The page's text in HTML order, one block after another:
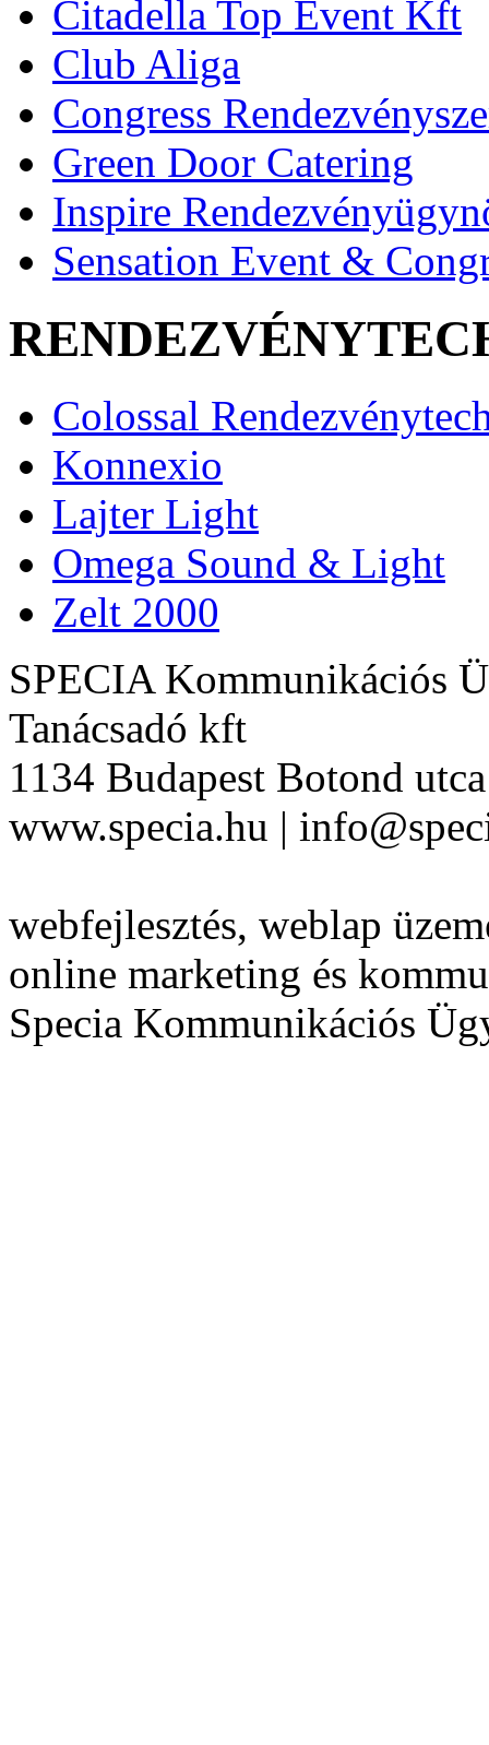
Citadella Top Event Kft
Club Aliga
Congress
Green Door Catering
Inspire
Sensation Event &
Colossal
Konnexio
Lajter Light
Omega Sound & Light
Zelt 2000
SPECIA Kommunikációs
Tanácsadó kft
1134 Budapest Botond
www.specia.hu |
webfejlesztés, weblap
online marketing és
Specia Kommunikációs